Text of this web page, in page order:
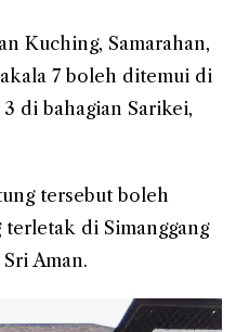
Kuching, Samarahan,
7 boleh ditemui di
di bahagian Sarikei,
tersebut boleh
di Simanggang
Aman.